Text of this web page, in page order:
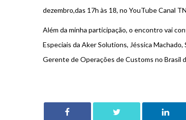
dezembro,das 17h às 18, no YouTube Canal
Além da minha participação, o encontro vai
Especiais da Aker Solutions, Jéssica
Gerente de Operações de Customs no Brasil